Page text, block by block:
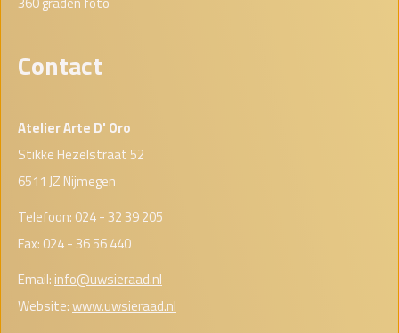
Contact
Atelier Arte D' Oro
Stikke Hezelstraat 52
6511 JZ Nijmegen
Telefoon: 024 - 32 39 205
Fax: 024 - 36 56 440
Email: info@uwsieraad.nl
Website:www.uwsieraad.nl